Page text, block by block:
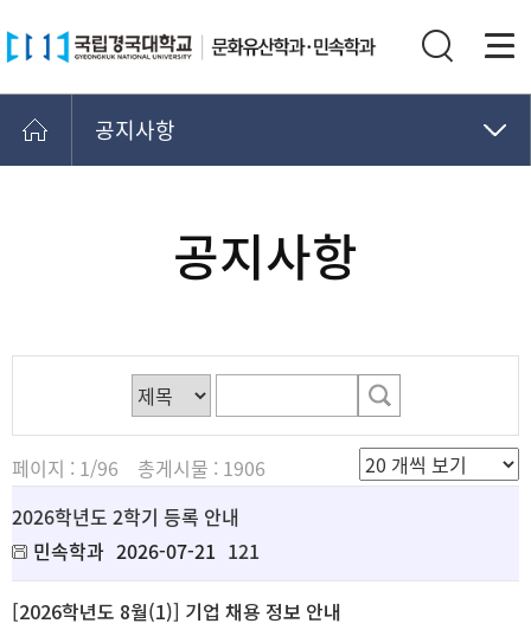
공지사항
공지사항
페이지 : 1/96 총게시물 : 1906
2026학년도 2학기 등록 안내
민속학과 2026-07-21 121
[2026학년도 8월(1)] 기업 채용 정보 안내